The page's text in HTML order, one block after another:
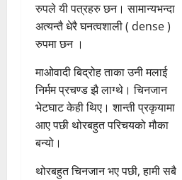
रुपले यी पत्रहरु छन। सामान्यभन्दा
अत्यन्तै धेरै घनत्वशाली ( dense )
रुपमा छन ।
माओवादी बिद्रोह ताका उनी मलाई
निर्मम प्रचण्ड झै लाग्थे। चिनजान
भेटघाट केही थिए। शान्ती प्रकृयामा
आए पछी थोरबहुत परिचयको मौका
बन्यो।
थोरबहुत चिनजान भए पछी, हामी सबै